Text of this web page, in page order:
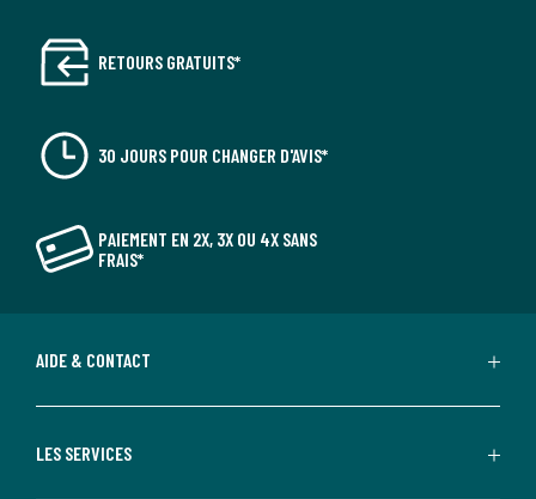
RETOURS GRATUITS*
30 JOURS POUR CHANGER D'AVIS*
PAIEMENT EN 2X, 3X OU 4X SANS
FRAIS*
AIDE & CONTACT
LES SERVICES